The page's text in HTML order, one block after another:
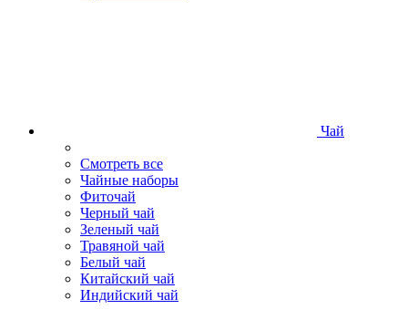
Чай
Смотреть все
Чайные наборы
Фиточай
Черный чай
Зеленый чай
Травяной чай
Белый чай
Китайский чай
Индийский чай